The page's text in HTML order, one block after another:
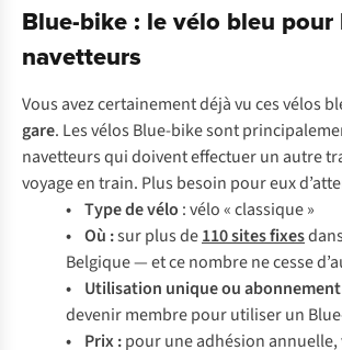
Blue-bike : le vélo bleu pour
navetteurs
Vous avez certainement déjà vu ces vélos
gare. Les vélos Blue-bike sont
navetteurs qui doivent effectuer un autre
voyage en train. Plus besoin pour eux
• Type de vélo : vélo « classique »
• Où :sur plus de110 sites fixes
Belgique — et ce nombre ne cesse
• Utilisation unique ou abonnement
devenir membre pour utiliser un
• Prix :pour une adhésion annuelle,